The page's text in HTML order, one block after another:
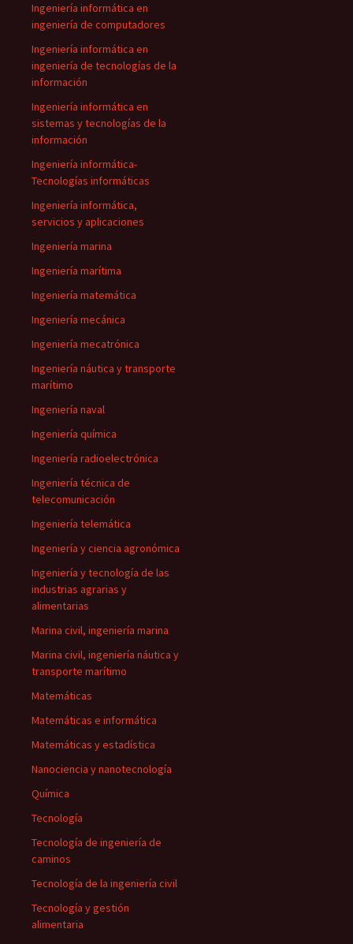
Ingeniería informática en
ingeniería de computadores
Ingeniería informática en
ingeniería de tecnologías de la
información
Ingeniería informática en
sistemas y tecnologías de la
información
Ingeniería informática-
Tecnologías informáticas
Ingeniería informática,
servicios y aplicaciones
Ingeniería marina
Ingeniería marítima
Ingeniería matemática
Ingeniería mecánica
Ingeniería mecatrónica
Ingeniería náutica y transporte
marítimo
Ingeniería naval
Ingeniería química
Ingeniería radioelectrónica
Ingeniería técnica de
telecomunicación
Ingeniería telemática
Ingeniería y ciencia agronómica
Ingeniería y tecnología de las
industrias agrarias y
alimentarias
Marina civil, ingeniería marina
Marina civil, ingeniería náutica y
transporte marítimo
Matemáticas
Matemáticas e informática
Matemáticas y estadística
Nanociencia y nanotecnología
Química
Tecnología
Tecnología de ingeniería de
caminos
Tecnología de la ingeniería civil
Tecnología y gestión
alimentaria